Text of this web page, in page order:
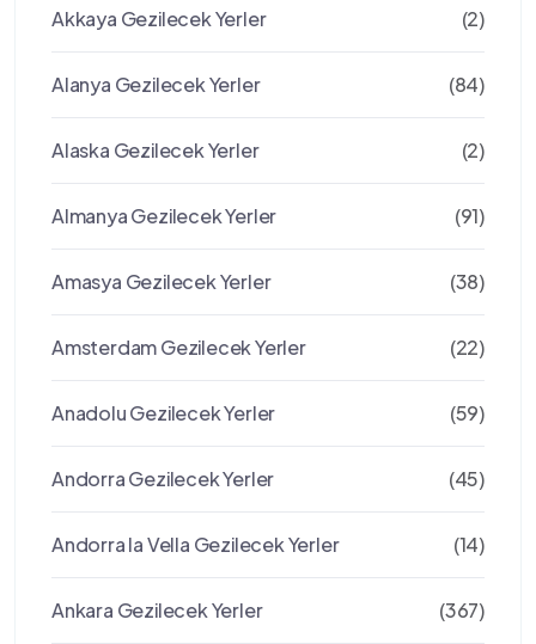
Akkaya Gezilecek Yerler (2)
Alanya Gezilecek Yerler (84)
Alaska Gezilecek Yerler (2)
Almanya Gezilecek Yerler (91)
Amasya Gezilecek Yerler (38)
Amsterdam Gezilecek Yerler (22)
Anadolu Gezilecek Yerler (59)
Andorra Gezilecek Yerler (45)
Andorra la Vella Gezilecek Yerler (14)
Ankara Gezilecek Yerler (367)